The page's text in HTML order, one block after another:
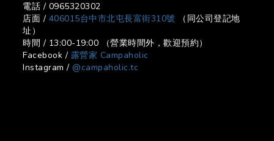
電話 / 0965320302
店面 / 406015台中市北屯長富街310號 （同公司登記地
址）
時間 / 13:00-19:00 （營業時間外，歡迎預約）
Facebook / 露營家 Campaholic
Instagram / @campaholic.tc